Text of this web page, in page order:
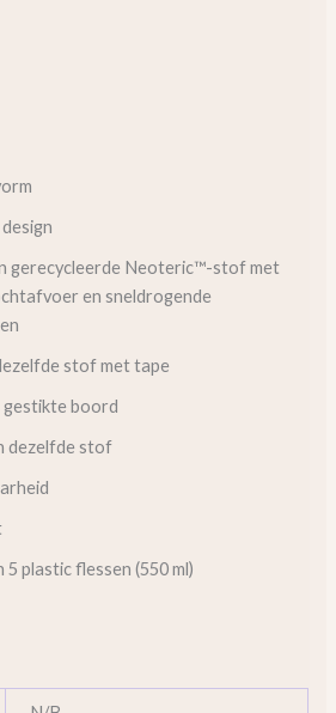
gerecycleerde Neoteric™-stof met
en sneldrogende
stof met tape
gestikte boord
dezelfde stof
5 plastic flessen (550 ml)